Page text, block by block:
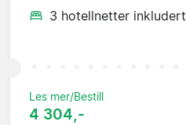
3 hotellnetter inkludert
Les mer/Bestill
4 304,-